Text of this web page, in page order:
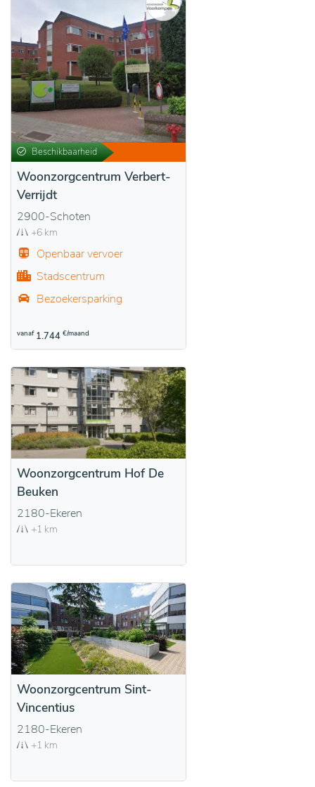
Beschikbaarheid
Woonzorgcentrum Verbert-
Verrijdt
2900-Schoten
+6 km
Openbaar vervoer
Stadscentrum
Bezoekersparking
vanaf 1.744 €/maand
Woonzorgcentrum Hof De
Beuken
2180-Ekeren
+1 km
Woonzorgcentrum Sint-
Vincentius
2180-Ekeren
+1 km